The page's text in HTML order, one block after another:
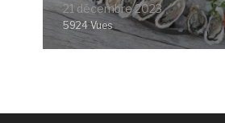
21 décembre 2023
5924 Vues